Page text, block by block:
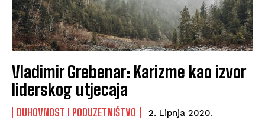
Vladimir Grebenar: Karizme kao izvor
liderskog utjecaja
DUHOVNOST I PODUZETNIŠTVO 2. Lipnja 2020.